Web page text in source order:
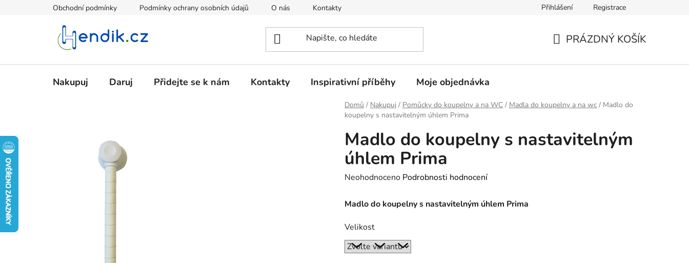
Obchodní podmínky Podmínky ochrany osobních údajů O nás Kontakty Přihlášení Registrace
PRÁZDNÝ KOŠÍK
Nakupuj Daruj Přidejte se k nám Kontakty Inspirativní příběhy Moje objednávka
Domů / Nakupuj / Pomůcky do koupelny a na WC / Madla do koupelny a na wc / Madlo do
koupelny s nastavitelným úhlem Prima
Madlo do koupelny s nastavitelným
úhlem Prima
Průměrné
produktu
0,0
z
Neohodnoceno Podrobnosti hodnocení
Madlo do koupelny s nastavitelným úhlem Prima
Velikost